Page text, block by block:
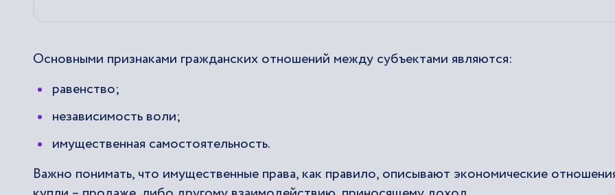
Основными признаками гражданских отношений между субъектами являются:
равенство;
независимость воли;
имущественная самостоятельность.
Важно понимать, что имущественные права, как правило, описывают экономические